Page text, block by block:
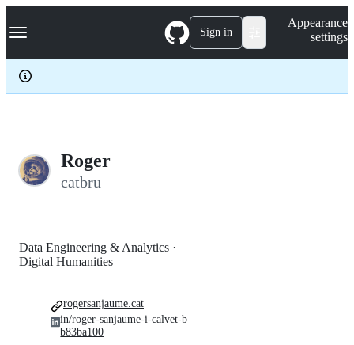
k
p
c
Navigation Menu Sign in
Appearance
settings
Roger
catbru
Data Engineering & Analytics ·
Digital Humanities
rogersanjaume.cat
in/roger-sanjaume-i-calvet-b
b83ba100